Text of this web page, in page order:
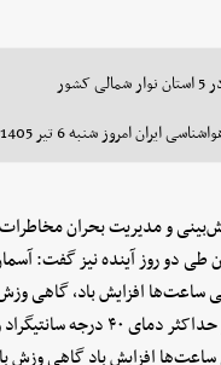
کشور
ایران امروز شنبه 6 تیر 1405
و مدیریت بحران
ساعت‌ها افزایش باد، گاهی
افزایش باد گاهی وزش